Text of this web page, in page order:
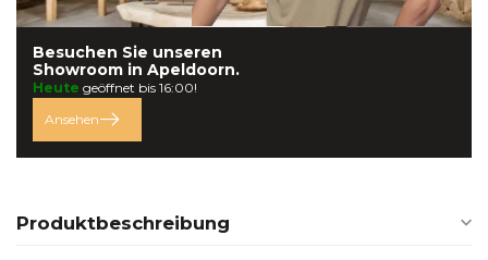
Besuchen Sie unseren
Showroom in Apeldoorn.
Heute geöffnet bis 16:00!
Ansehen
Produktbeschreibung